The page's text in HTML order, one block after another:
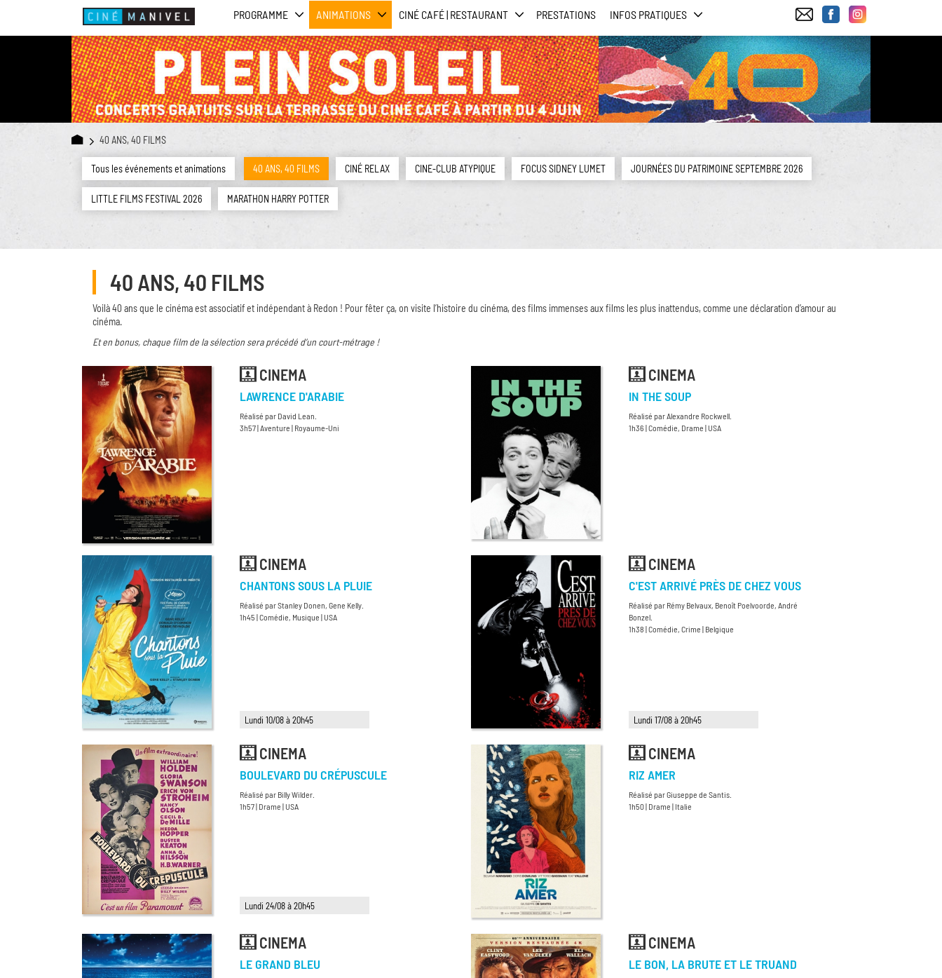
PROGRAMME ANIMATIONS CINÉ CAFÉ | RESTAURANT PRESTATIONS INFOS PRATIQUES
40 ANS, 40 FILMS
Tous les événements et animations 40 ANS, 40 FILMS CINÉ RELAX CINE-CLUB ATYPIQUE FOCUS SIDNEY LUMET JOURNÉES DU PATRIMOINE SEPTEMBRE 2026
LITTLE FILMS FESTIVAL 2026 MARATHON HARRY POTTER
40 ANS, 40 FILMS
Voilà 40 ans que le cinéma est associatif et indépendant à Redon ! Pour fêter ça, on visite l’histoire du cinéma, des films immenses aux films les plus inattendus, comme une déclaration d’amour au
cinéma.
Et en bonus, chaque film de la sélection sera précédé d’un court-métrage !
CINEMA
LAWRENCE D'ARABIE
Réalisé par David Lean.
3h57 | Aventure | Royaume-Uni
CINEMA
IN THE SOUP
Réalisé par Alexandre Rockwell.
1h36 | Comédie, Drame | USA
CINEMA
CHANTONS SOUS LA PLUIE
Réalisé par Stanley Donen, Gene Kelly.
1h45 | Comédie, Musique | USA
Lundi 10/08 à 20h45
CINEMA
C'EST ARRIVÉ PRÈS DE CHEZ VOUS
Réalisé par Rémy Belvaux, Benoît Poelvoorde, André
Bonzel.
1h38 | Comédie, Crime | Belgique
Lundi 17/08 à 20h45
CINEMA
BOULEVARD DU CRÉPUSCULE
Réalisé par Billy Wilder.
1h57 | Drame | USA
Lundi 24/08 à 20h45
CINEMA
RIZ AMER
Réalisé par Giuseppe de Santis.
1h50 | Drame | Italie
CINEMA
LE GRAND BLEU
CINEMA
LE BON, LA BRUTE ET LE TRUAND